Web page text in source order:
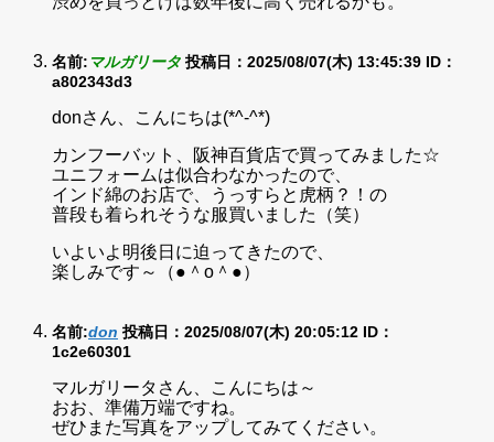
名前: マルガリータ 投稿日：2025/08/07(木) 13:45:39 ID：
a802343d3
donさん、こんにちは(*^-^*)
カンフーバット、阪神百貨店で買ってみました☆
ユニフォームは似合わなかったので、
インド綿のお店で、うっすらと虎柄？！の
普段も着られそうな服買いました（笑）
いよいよ明後日に迫ってきたので、
楽しみです～（●＾o＾●）
名前:don 投稿日：2025/08/07(木) 20:05:12 ID：
1c2e60301
マルガリータさん、こんにちは～
おお、準備万端ですね。
ぜひまた写真をアップしてみてください。